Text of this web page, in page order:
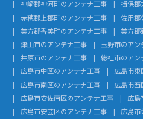
神崎郡神河町のアンテナ工事
揖保郡
赤穂郡上郡町のアンテナ工事
佐用郡
美方郡香美町のアンテナ工事
美方郡
津山市のアンテナ工事
玉野市のアン
井原市のアンテナ工事
総社市のアン
広島市中区のアンテナ工事
広島市東
広島市南区のアンテナ工事
広島市西
広島市安佐南区のアンテナ工事
広島
広島市安芸区のアンテナ工事
広島市